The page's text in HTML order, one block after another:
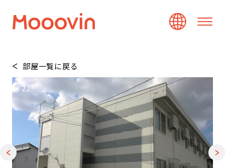
部屋一覧に戻る
1 /22